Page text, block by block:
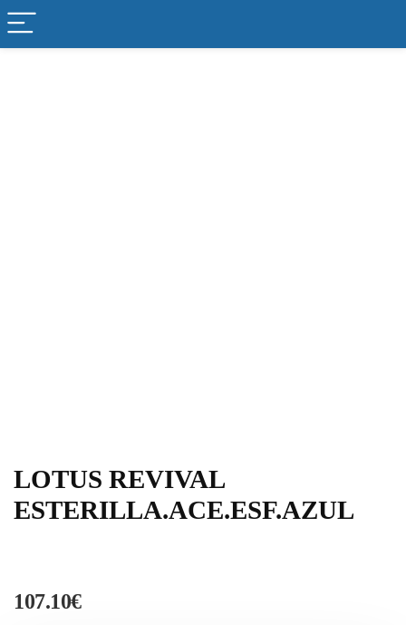
LOTUS REVIVAL
ESTERILLA.ACE.ESF.AZUL
107.10€